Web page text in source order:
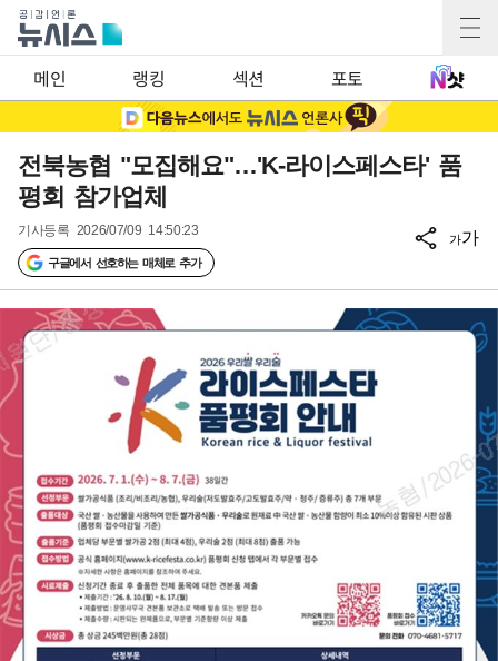
메인 랭킹 섹션 포토
전북농협 "모집해요"…'K-라이스페스타' 품
평회 참가업체
기사등록 2026/07/09 14:50:23
구글에서 선호하는 매체로 추가
가가